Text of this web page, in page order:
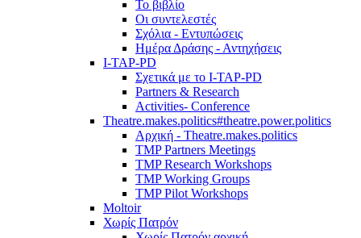
Το βιβλίο
Οι συντελεστές
Σχόλια - Εντυπώσεις
Ημέρα Δράσης - Αντηχήσεις
I-TAP-PD
Σχετικά με το I-TAP-PD
Partners & Research
Activities- Conference
Theatre.makes.politics#theatre.power.politics
Αρχική - Theatre.makes.politics
TMP Partners Meetings
TMP Research Workshops
TMP Working Groups
TMP Pilot Workshops
Moltoir
Χωρίς Πατρόν